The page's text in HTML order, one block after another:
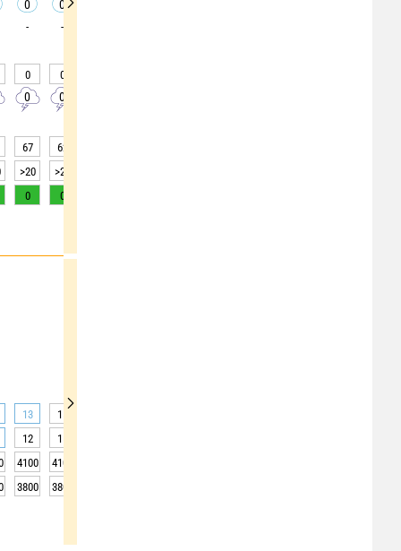
0 0
- -
0 0
0 0
67 62
>20 >20
0 0
13 15
12 15
4100 4100
3800 3800